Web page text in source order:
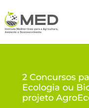
2 Concursos
Ecologia ou
projeto